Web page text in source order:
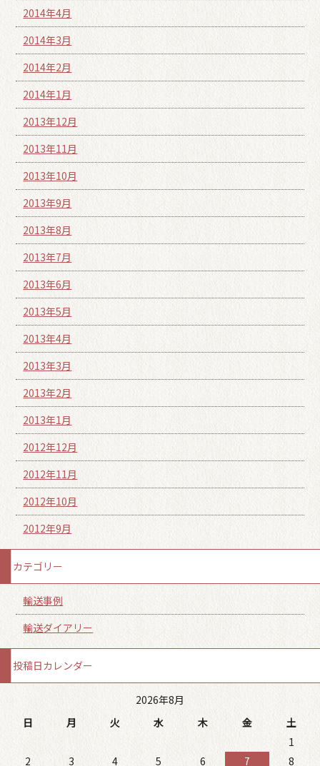
2014年4月
2014年3月
2014年2月
2014年1月
2013年12月
2013年11月
2013年10月
2013年9月
2013年8月
2013年7月
2013年6月
2013年5月
2013年4月
2013年3月
2013年2月
2013年1月
2012年12月
2012年11月
2012年10月
2012年9月
カテゴリー
輸送事例
輸送ダイアリー
投稿日カレンダー
2026年8月
日
月 火 水 木 金
土
1
2
3 4 5 6 7 8